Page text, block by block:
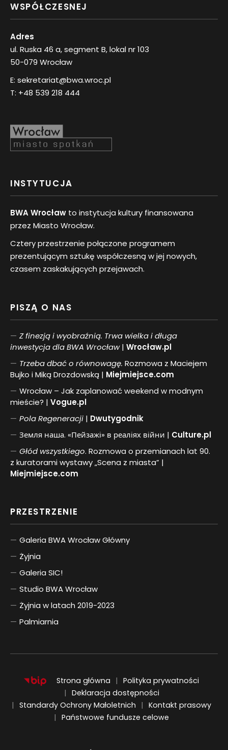
WSPÓŁCZESNEJ
Adres
ul. Ruska 46 a, segment B, lokal nr 103
50-079 Wrocław
E: sekretariat@bwa.wroc.pl
T: +48 539 218 444
INSTYTUCJA
BWA Wrocław to instytucja kultury finansowana
przez Miasto Wrocław.
Cztery przestrzenie połączone programem
prezentującym sztukę współczesną w jej nowych,
czasem zaskakujących przejawach.
PISZĄ O NAS
Z finezją i wyobraźnią. Trwa wielka i długa
inwestycja dla BWA Wrocław| Wrocław.pl
Trzeba dbać o równowagę. Rozmowa z Maciejem
Bujko i Miką Drozdowską | Miejmiejsce.com
Wrocław – Jak zaplanować weekend w modnym
mieście? | Vogue.pl
PolaRegeneracji | Dwutygodnik
Земля наша. «Пейзажі» в реаліях війни | Culture.pl
Głód wszystkiego. Rozmowa o przemianach lat 90.
z kuratorami wystawy „Scena z miasta” |
Miejmiejsce.com
PRZESTRZENIE
Galeria BWA Wrocław Główny
Żyjnia
Galeria SIC!
Studio BWA Wrocław
Żyjnia w latach 2019-2023
Palmiarnia
Strona główna
Polityka prywatności
Deklaracja dostępności
Standardy Ochrony Małoletnich
Kontakt prasowy
Państwowe fundusze celowe